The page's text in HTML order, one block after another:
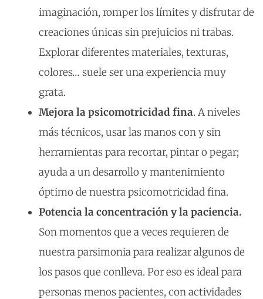
imaginación, romper los límites y disfrutar de
creaciones únicas sin prejuicios ni trabas.
Explorar diferentes materiales, texturas,
colores… suele ser una experiencia muy
grata.
Mejora la psicomotricidad fina. A niveles
más técnicos, usar las manos con y sin
herramientas para recortar, pintar o pegar;
ayuda a un desarrollo y mantenimiento
óptimo de nuestra psicomotricidad fina.
Potencia la concentración y la paciencia.
Son momentos que a veces requieren de
nuestra parsimonia para realizar algunos de
los pasos que conlleva. Por eso es ideal para
personas menos pacientes, con actividades